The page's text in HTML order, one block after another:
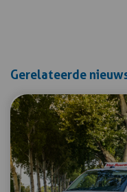
Gerelateerde